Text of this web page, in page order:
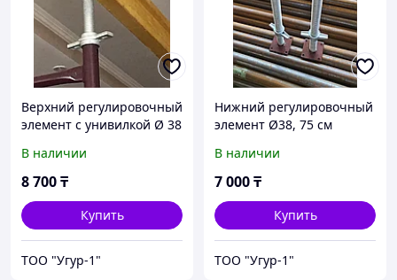
Верхний регулировочный
элемент с унивилкой Ø 38
В наличии
8 700₸
Купить
ТОО "Угур-1"
Нижний регулировочный
элемент Ø38, 75 см
В наличии
7 000₸
Купить
ТОО "Угур-1"